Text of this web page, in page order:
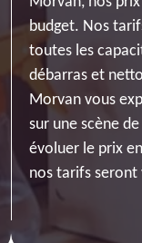
budget. Nos
toutes les
débarras et
Morvan vous
sur une scène
évoluer le prix
nos tarifs seront